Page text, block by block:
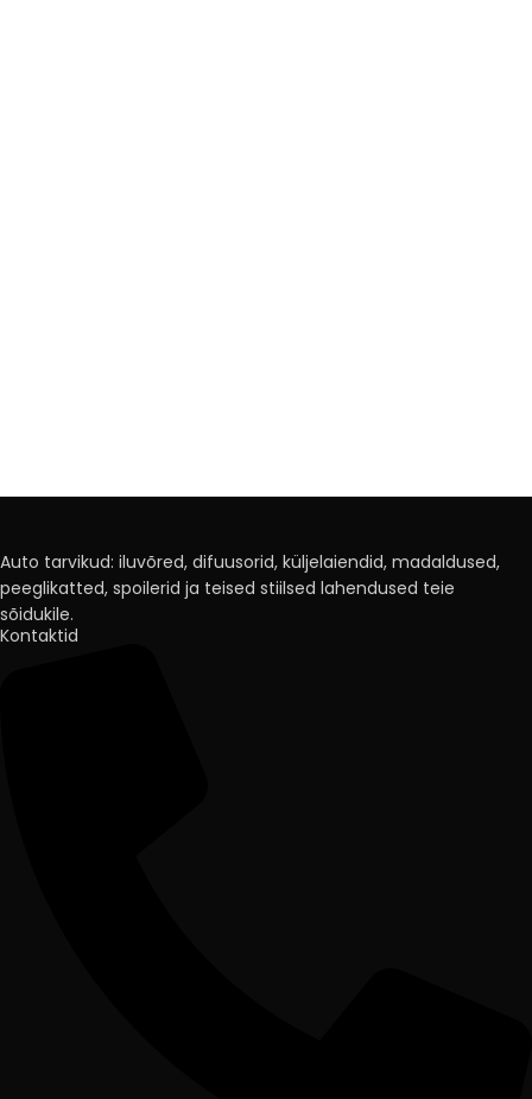
Auto tarvikud: iluvõred, difuusorid, küljelaiendid, madaldused,
peeglikatted, spoilerid ja teised stiilsed lahendused teie
sõidukile.
Kontaktid